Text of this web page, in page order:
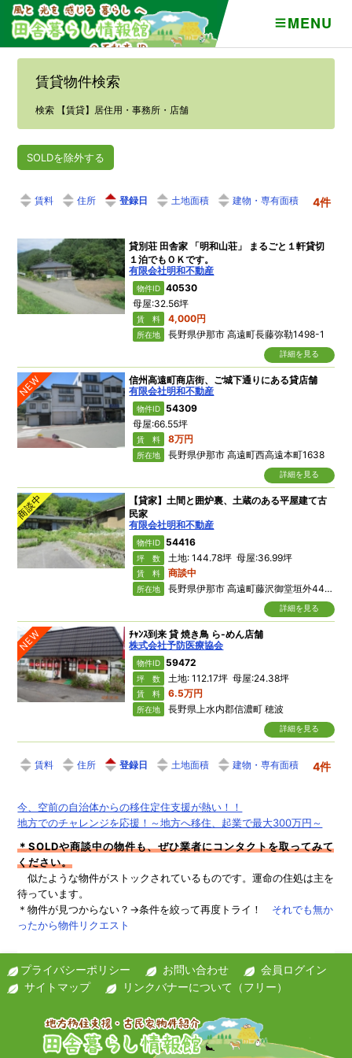
MENU
賃貸物件検索
検索 【賃貸】居住用・事務所・店舗
SOLDを除外する
住所 登録日 土地面積 建物・専有面積 4件
貸別荘 田舎家 「明和山荘」 まるごと１軒貸切
１泊でもＯＫです。
有限会社明和不動産
物件ID
40530
母屋:32.56坪
賃 料 4,000円
所在地 長野県伊那市 高遠町長藤弥勒1498-1
詳細を見る
NEW
信州高遠町商店街、ご城下通りにある貸店舗
有限会社明和不動産
物件ID
54309
母屋:66.55坪
賃 料 8万円
所在地 長野県伊那市 高遠町西高遠本町1638
詳細を見る
商談中
【貸家】土間と囲炉裏、土蔵のある平屋建て古
民家
有限会社明和不動産
物件ID 54416
坪 数 土地: 144.78坪 母屋:36.99坪
賃 料 商談中
所在地 長野県伊那市 高遠町藤沢御堂垣外4422
詳細を見る
NEW
ﾁｬﾝｽ到来 貸 焼き鳥 ら-めん店舗
株式会社予防医療協会
物件ID 59472
坪 数 土地: 112.17坪 母屋:24.38坪
賃 料 6.5万円
所在地 長野県上水内郡信濃町 穂波
詳細を見る
住所 登録日 土地面積 建物・専有面積 4件
今、空前の自治体からの移住定住支援が熱い！！
地方でのチャレンジを応援！～地方へ移住、起業で最大300万円～
＊SOLDや商談中の物件も、ぜひ業者にコンタクトを取ってみて
ください。
似たような物件がストックされているものです。運命の住処は主を
待っています。
＊物件が見つからない？→条件を絞って再度トライ！ それでも無か
ったから物件リクエスト
プライバシーポリシー お問い合わせ
会員ログイン
サイトマップ
リンクバナーについて（フリー）